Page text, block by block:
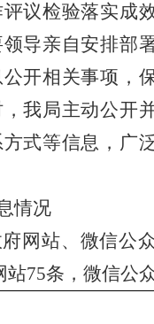
议检验落实成
导亲自安排部
开相关事项，
，我局主动公开
式等信息，广
情况
网站、微信公
站75条， 微信公